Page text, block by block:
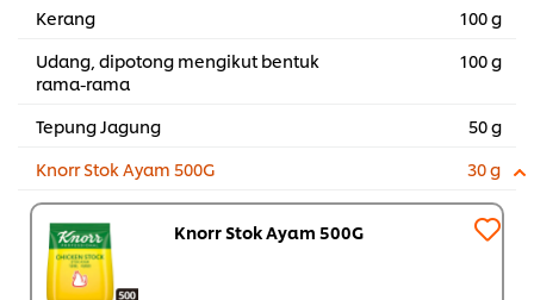
Kerang
100 g
Udang, dipotong mengikut bentuk
rama-rama
100 g
Tepung Jagung
50 g
Knorr Stok Ayam 500G
30 g
Knorr Stok Ayam 500G